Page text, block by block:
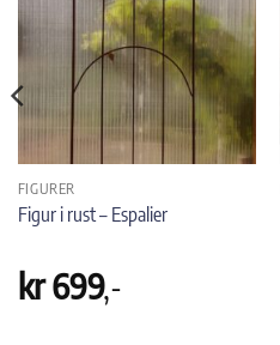
FIGURER
Figur i rust – Espalier
kr699,-